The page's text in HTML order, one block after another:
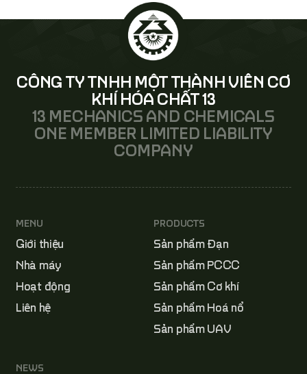
CÔNG TY TNHH MỘT THÀNH VIÊN CƠ
KHÍ HÓA CHẤT 13
13 MECHANICS AND CHEMICALS
ONE MEMBER LIMITED LIABILITY
COMPANY
MENU
Giới thiệu
Nhà máy
Hoạt động
Liên hệ
PRODUCTS
Sản phẩm Đạn
Sản phẩm PCCC
Sản phẩm Cơ khí
Sản phẩm Hoá nổ
Sản phẩm UAV
NEWS